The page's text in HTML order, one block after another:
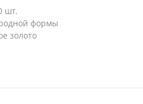
шт.
формы
золото